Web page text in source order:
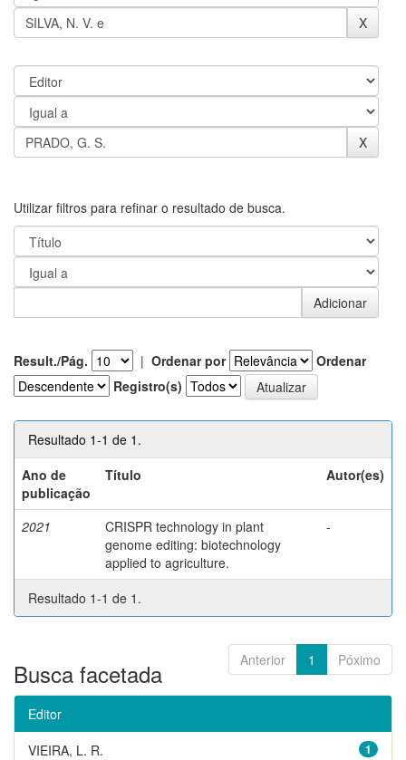
Utilizar filtros para refinar o resultado de busca.
Result./Pág. | Ordenar por
Ordenar
Registro(s)
Resultado 1-1 de 1.
Ano de
publicação
Título Autor(es)
2021
CRISPR technology in plant
genome editing: biotechnology
applied to agriculture.
-
Resultado 1-1 de 1.
Anterior 1 Póximo
Busca facetada
Editor
1
VIEIRA, L. R.